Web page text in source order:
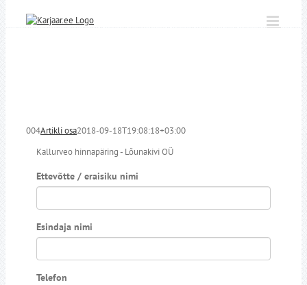
004Artikli osa2018-09-18T19:08:18+03:00
Kallurveo hinnapäring - Lõunakivi OÜ
Ettevõtte / eraisiku nimi
Esindaja nimi
Telefon